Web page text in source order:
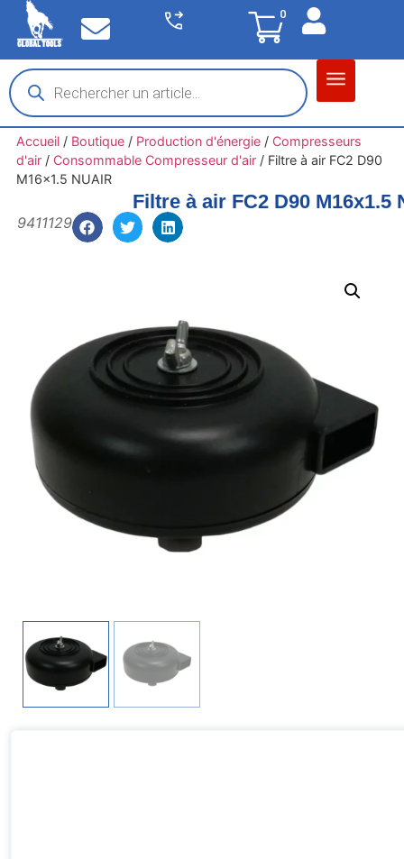
0
Accueil/ Boutique/ Production d'énergie/ Compresseurs
d'air/ Consommable Compresseur d'air/ Filtre à air FC2 D90
M16x1.5 NUAIR
Filtre à air FC2 D90 M16x1.5
9411129